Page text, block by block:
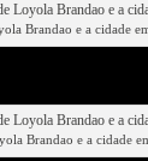
Brandao e a cidade
Brandao e a cidade